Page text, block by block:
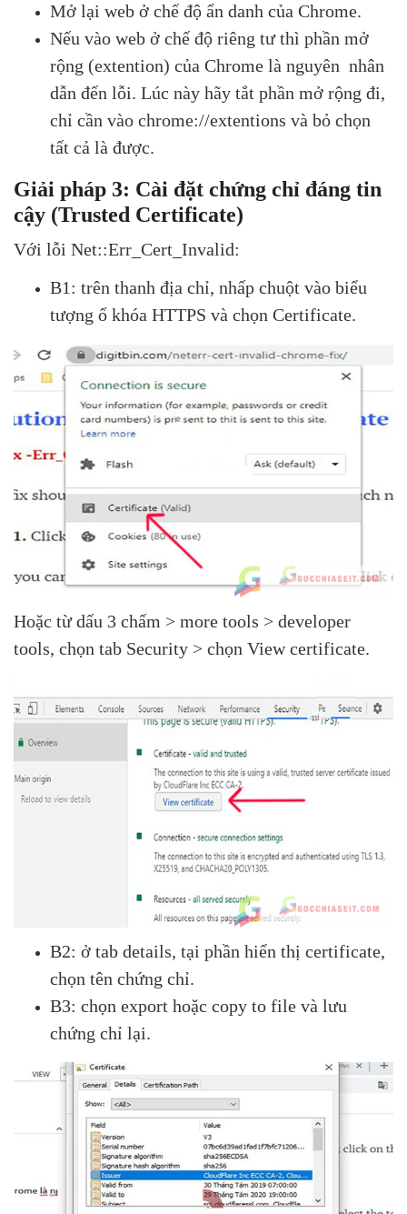
Mở lại web ở chế độ ẩn danh của Chrome.
Nếu vào web ở chế độ riêng tư thì phần mở
rộng (extention) của Chrome là nguyên nhân
dẫn đến lỗi. Lúc này hãy tắt phần mở rộng đi,
chỉ cần vào chrome://extentions và bỏ chọn
tất cả là được.
Giải pháp 3: Cài đặt chứng chỉ đáng tin
cậy (Trusted Certificate)
Với lỗi Net::Err_Cert_Invalid:
B1: trên thanh địa chỉ, nhấp chuột vào biểu
tượng ổ khóa HTTPS và chọn Certificate.
Hoặc từ dấu 3 chấm > more tools > developer
tools, chọn tab Security > chọn View certificate.
B2: ở tab details, tại phần hiển thị certificate,
chọn tên chứng chỉ.
B3: chọn export hoặc copy to file và lưu
chứng chỉ lại.